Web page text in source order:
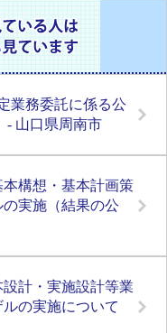
業務委託に係る公
- 山口県周南市
構想・基本計画策
実施（結果の公
計・実施設計等業
の実施について